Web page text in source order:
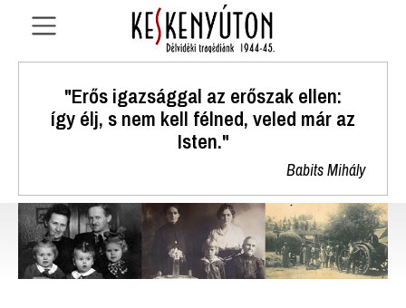
"Erős igazsággal az erőszak ellen:
így élj, s nem kell félned, veled már az
Isten."
Babits Mihály